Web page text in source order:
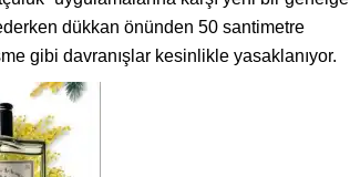
dükkan önünden 50 santimetre
gibi davranışlar kesinlikle yasaklanıyor.